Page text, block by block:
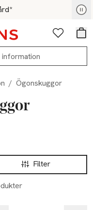
nu
Favoriter
/ Ögonskuggor
Filter